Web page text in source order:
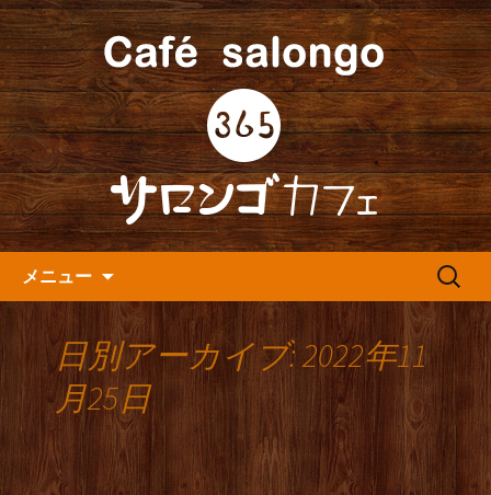
人形町の『365(サロンゴ)カフ
ェ』よりお知らせ
人形町の音楽カフェ『365カフェ』より
最新情報をお届けします。
メニュー
検
日別アーカイブ: 2022年11
月25日